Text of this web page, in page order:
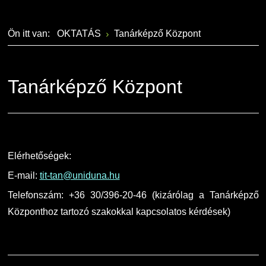
Érdekvédelmi testületek
Díjak, elismerések
Együttműködő partnereink
Ön itt van: OKTATÁS Tanárképző Központ
Tanárképző Központ
Elérhetőségek:
E-mail: tit-tan@uniduna.hu
Telefonszám: +36 30/396-20-46 (kizárólag a Tanárképző
Központhoz tartozó szakokkal kapcsolatos kérdések)